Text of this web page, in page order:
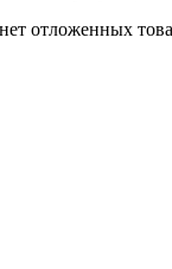
отложенных